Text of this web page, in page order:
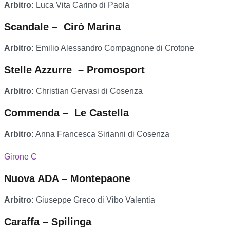
Arbitro: Luca Vita Carino di Paola
Scandale – Cirò Marina
Arbitro: Emilio Alessandro Compagnone di Crotone
Stelle Azzurre – Promosport
Arbitro: Christian Gervasi di Cosenza
Commenda – Le Castella
Arbitro: Anna Francesca Sirianni di Cosenza
Girone C
Nuova ADA – Montepaone
Arbitro: Giuseppe Greco di Vibo Valentia
Caraffa – Spilinga